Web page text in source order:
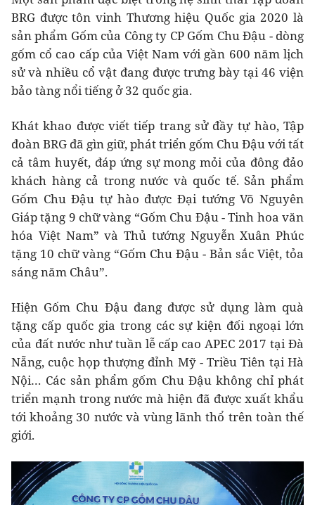
BRG được tôn vinh Thương hiệu Quốc gia 2020 là
sản phẩm Gốm của Công ty CP Gốm Chu Đậu - dòng
gốm cổ cao cấp của Việt Nam với gần 600 năm lịch
sử và nhiều cổ vật đang được trưng bày tại 46 viện
bảo tàng nổi tiếng ở 32 quốc gia.
Khát khao được viết tiếp trang sử đầy tự hào, Tập
đoàn BRG đã gìn giữ, phát triển gốm Chu Đậu với tất
cả tâm huyết, đáp ứng sự mong mỏi của đông đảo
khách hàng cả trong nước và quốc tế. Sản phẩm
Gốm Chu Đậu tự hào được Đại tướng Võ Nguyên
Giáp tặng 9 chữ vàng “Gốm Chu Đậu - Tinh hoa văn
hóa Việt Nam” và Thủ tướng Nguyễn Xuân Phúc
tặng 10 chữ vàng “Gốm Chu Đậu - Bản sắc Việt, tỏa
sáng năm Châu”.
Hiện Gốm Chu Đậu đang được sử dụng làm quà
tặng cấp quốc gia trong các sự kiện đối ngoại lớn
của đất nước như tuần lễ cấp cao APEC 2017 tại Đà
Nẵng, cuộc họp thượng đỉnh Mỹ - Triều Tiên tại Hà
Nội… Các sản phẩm gốm Chu Đậu không chỉ phát
triển mạnh trong nước mà hiện đã được xuất khẩu
tới khoảng 30 nước và vùng lãnh thổ trên toàn thế
giới.